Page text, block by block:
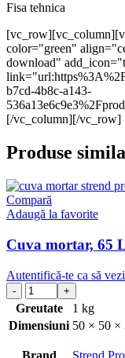
Fisa tehnica
color="green"
download"
b7cd-4b8c-a143-
[/vc_column][/vc_row]
Produse
Compară
Adaugă la favorite
Cuva mortar, 65
Autentifică-te ca să
Greutate
1 kg
Dimensiuni 50 × 50 ×
Brand Strend Pro